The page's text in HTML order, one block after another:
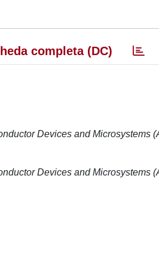
completa (DC)
Devices and Microsystems
Devices and Microsystems